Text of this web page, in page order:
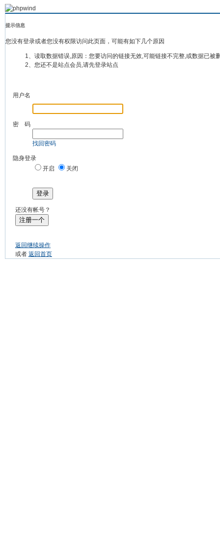
提示信息
您没有登录或者您没有权限访问此页面，可能有如下几个原因
1、读取数据错误,原因：您要访问的链接无效,可能链接不完整,或数据已被
2、您还不是站点会员,请先登录站点
用户名
密 码
找回密码
隐身登录
开启
关闭
登录
还没有帐号？
注册一个
返回继续操作
或者 返回首页